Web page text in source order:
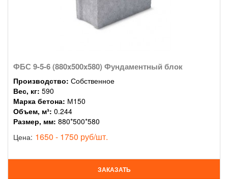
ФБС 9-5-6 (880x500x580) Фундаментный блок
Производство: Собственное
Вес, кг: 590
Марка бетона: М150
Объем, м³: 0.244
Размер, мм: 880*500*580
Цена: 1650 - 1750 руб/шт.
ЗАКАЗАТЬ